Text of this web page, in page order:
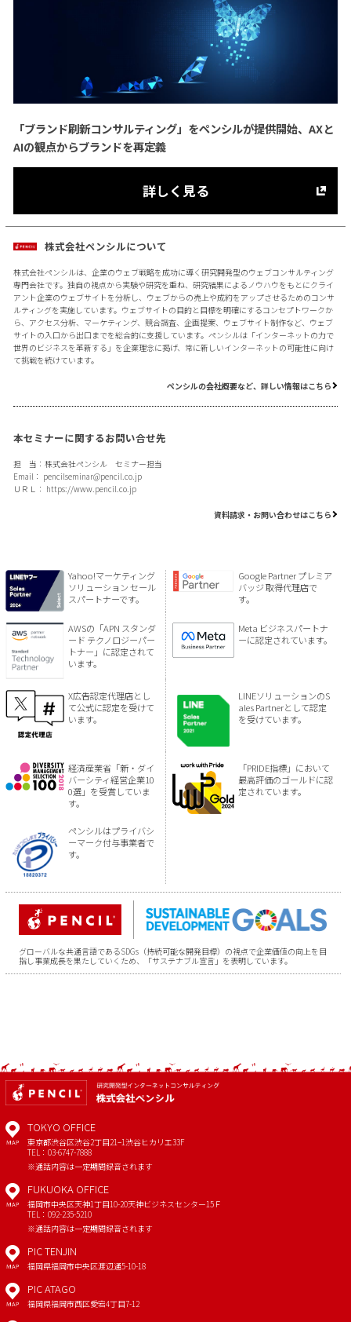
「ブランド刷新コンサルティング」をペンシルが提供開始、AXと
AIの観点からブランドを再定義
詳しく見る
株式会社ペンシルについて
株式会社ペンシルは、企業のウェブ戦略を成功に導く研究開発型のウェブコンサルティング
専門会社です。独自の視点から実験や研究を重ね、研究結果によるノウハウをもとにクライ
アント企業のウェブサイトを分析し、ウェブからの売上や成約をアップさせるためのコンサ
ルティングを実施しています。ウェブサイトの目的と目標を明確にするコンセプトワークか
ら、アクセス分析、マーケティング、競合調査、企画提案、ウェブサイト制作など、ウェブ
サイトの入口から出口までを総合的に支援しています。ペンシルは「インターネットの力で
世界のビジネスを革新する」を企業理念に掲げ、常に新しいインターネットの可能性に向け
て挑戦を続けています。
ペンシルの会社概要など、詳しい情報はこちら
本セミナーに関するお問い合せ先
担 当：株式会社ペンシル セミナー担当
Email： pencilseminar@pencil.co.jp
ＵＲＬ： https://www.pencil.co.jp
資料請求・お問い合わせはこちら
Yahoo!マーケティング
ソリューション セール
スパートナーです。
Google Partner プレミア
バッジ 取得代理店で
す。
AWSの「APN スタンダ
ード テクノロジーパー
トナー」に認定されて
います。
Meta ビジネスパートナ
ーに認定されています。
X広告認定代理店とし
て公式に認定を受けて
います。
LINEソリューションのS
ales Partnerとして認定
を受けています。
経済産業省「新・ダイ
バーシティ経営企業10
0選」を受賞していま
す。
「PRIDE指標」において
最高評価のゴールドに認
定されています。
ペンシルはプライバシ
ーマーク付与事業者で
す。
グローバルな共通言語であるSDGs（持続可能な開発目標）の視点で企業価値の向上を目
指し事業成長を果たしていくため、「サステナブル宣言」を表明しています。
MAP
TOKYO OFFICE
東京都渋谷区渋谷2丁目21−1渋谷ヒカリエ33F
TEL：03-6747-7888
※通話内容は一定期間録音されます
MAP
FUKUOKA OFFICE
福岡市中央区天神1丁目10-20天神ビジネスセンター15Ｆ
TEL：092-235-5210
※通話内容は一定期間録音されます
MAP
PIC TENJIN
福岡県福岡市中央区渡辺通5-10-18
MAP
PIC ATAGO
福岡県福岡市西区愛宕4丁目7-12